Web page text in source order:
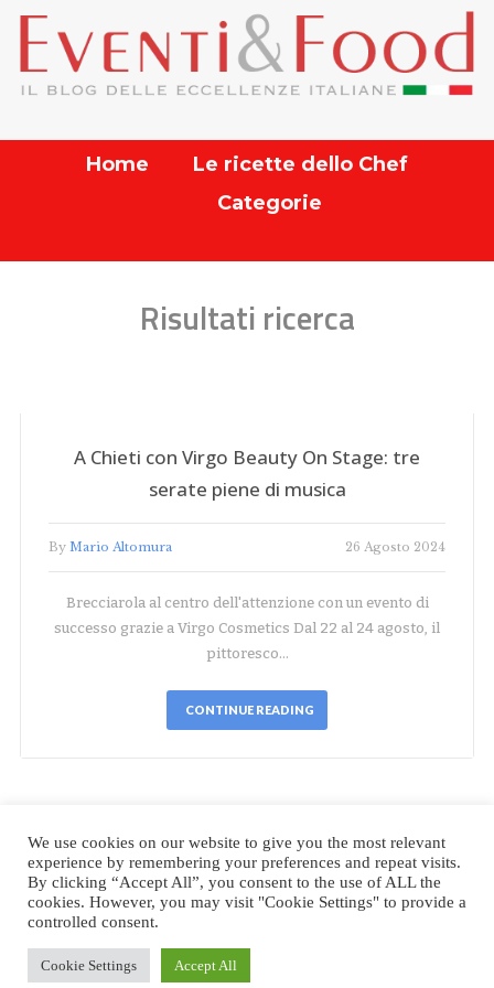
Home
Le ricette dello Chef
Categorie
Risultati ricerca
A Chieti con Virgo Beauty On Stage: tre
serate piene di musica
By Mario Altomura 26 Agosto 2024
Brecciarola al centro dell'attenzione con un evento di
successo grazie a Virgo Cosmetics Dal 22 al 24 agosto, il
pittoresco…
CONTINUE READING
Eventi & Food - il blog delle eccellenze italiane
Non è una testata giornalistica.
We use cookies on our website to give you the most relevant
experience by remembering your preferences and repeat visits.
By clicking “Accept All”, you consent to the use of ALL the
cookies. However, you may visit "Cookie Settings" to provide a
controlled consent.
Cookie Settings Accept All